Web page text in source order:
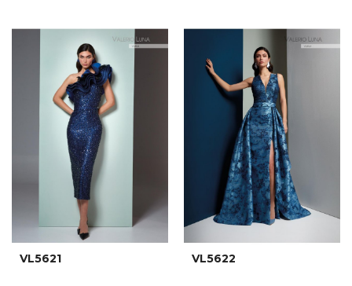
VL5621 VL5622